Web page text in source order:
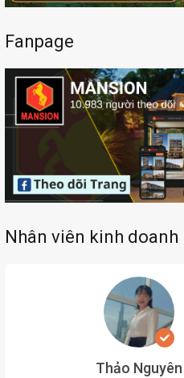
Fanpage
Nhân viên kinh doanh
Thảo Nguyên